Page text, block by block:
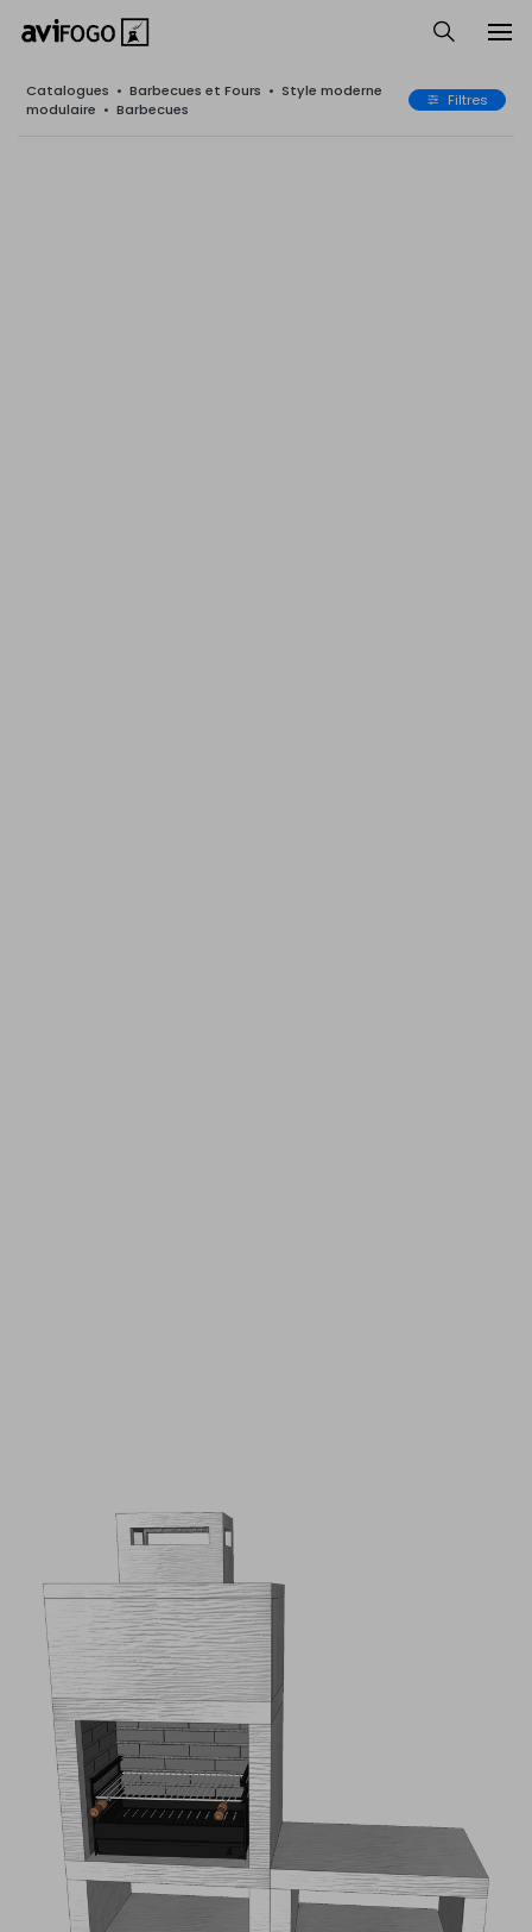
Catalogues • Barbecues et Fours • Style moderne
modulaire • Barbecues Filtres